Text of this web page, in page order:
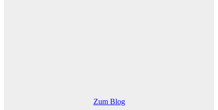
Zum Blog